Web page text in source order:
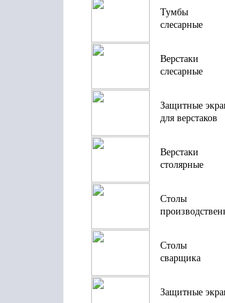
Тумбы
слесарные
Верстаки
слесарные
Защитные
для верстаков
Верстаки
столярные
Столы
Столы
сварщика
Защитные